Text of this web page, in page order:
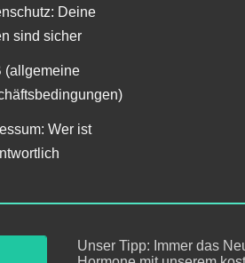
Deine
sind sicher
(allgemeine
Wer ist
Unser Tipp: Immer das